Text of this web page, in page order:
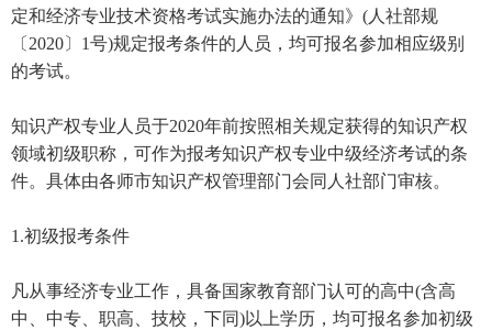
定和经济专业技术资格考试实施办法的通知》(人社部规
〔2020〕1号)规定报考条件的人员，均可报名参加相应级别
的考试。
知识产权专业人员于2020年前按照相关规定获得的知识产权
领域初级职称，可作为报考知识产权专业中级经济考试的条
件。具体由各师市知识产权管理部门会同人社部门审核。
1.初级报考条件
凡从事经济专业工作，具备国家教育部门认可的高中(含高
中、中专、职高、技校，下同)以上学历，均可报名参加初级